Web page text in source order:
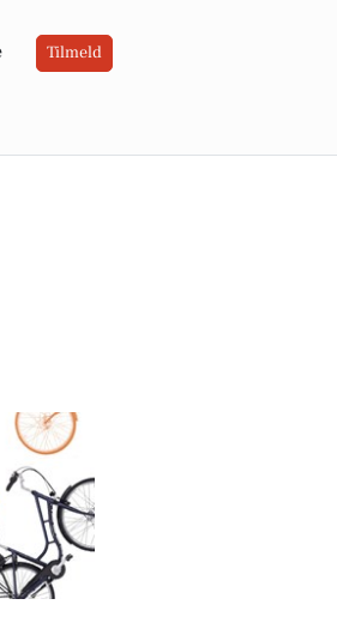
Tilmeld